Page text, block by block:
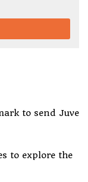
to send Juve
to explore the